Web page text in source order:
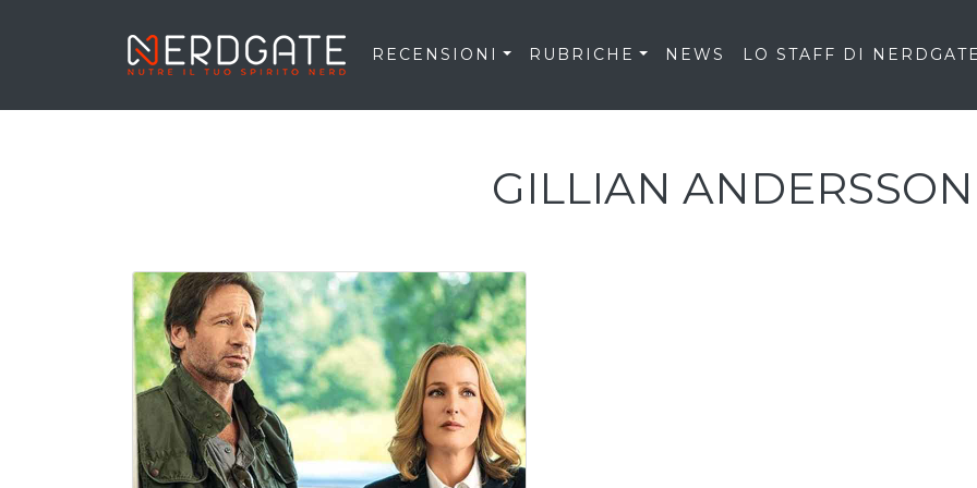
RECENSIONI RUBRICHE NEWS LO STAFF DI
GILLIAN ANDERSSON